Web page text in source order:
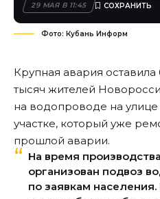
29 МАЯ В 11:45
Фото: Кубань Информ
Крупная авария
тысяч жителей
на водопроводе на
участке, который уже
прошлой аварии.
На время
организован подвоз
по заявкам